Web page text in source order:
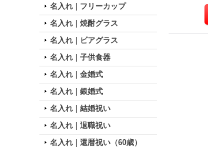
名入れ | フリーカップ
名入れ | 焼酎グラス
名入れ | ビアグラス
名入れ | 子供食器
名入れ | 金婚式
名入れ | 銀婚式
名入れ | 結婚祝い
名入れ | 退職祝い
名入れ | 還暦祝い（60歳）